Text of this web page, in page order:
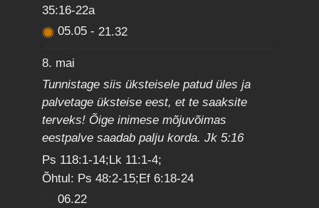
35:16-22a
05.05- 21.32
8. mai
Tunnistage siis üksteisele patud üles ja
palvetage üksteise eest, et te saaksite
terveks! Õige inimese mõjuvõimas
eestpalve saadab palju korda. Jk 5:16
Ps 118:1-14;Lk 11:1-4;
Õhtul: Ps 48:2-15;Ef 6:18-24
06.22